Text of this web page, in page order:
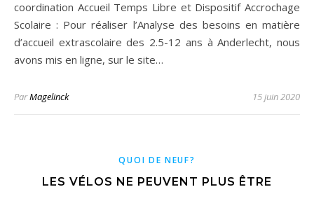
coordination Accueil Temps Libre et Dispositif Accrochage
Scolaire : Pour réaliser l’Analyse des besoins en matière
d’accueil extrascolaire des 2.5-12 ans à Anderlecht, nous
avons mis en ligne, sur le site…
ParMagelinck 15 juin 2020
QUOI DE NEUF?
LES VÉLOS NE PEUVENT PLUS ÊTRE